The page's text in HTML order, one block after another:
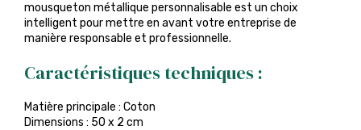
mousqueton métallique personnalisable est un choix
intelligent pour mettre en avant votre entreprise de
manière responsable et professionnelle.
Caractéristiques techniques :
Matière principale : Coton
Dimensions : 50 x 2 cm